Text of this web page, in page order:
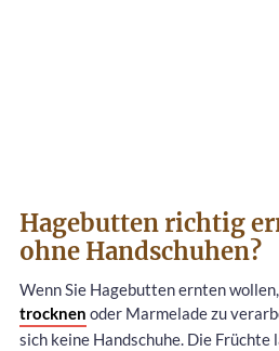
Hagebutten richtig
ohne Handschuhen?
Wenn Sie Hagebutten ernten
trocknen oder Marmelade zu
sich keine Handschuhe. Die Früchte